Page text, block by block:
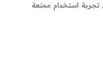
استخدام ممتعة